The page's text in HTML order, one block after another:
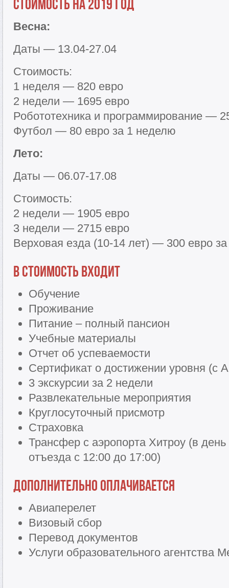
Стоимость на 2019 год
Весна:
Даты — 13.04-27.04
Стоимость:
1 неделя — 820 евро
2 недели — 1695 евро
Робототехника и программирование —
Футбол — 80 евро за 1 неделю
Лето:
Даты — 06.07-17.08
Стоимость:
2 недели — 1905 евро
3 недели — 2715 евро
Верховая езда (10-14 лет) — 300 евро
В стоимость входит
Обучение
Проживание
Питание – полный пансион
Учебные материалы
Отчет об успеваемости
Сертификат о достижении уровня (с
3 экскурсии за 2 недели
Развлекательные мероприятия
Круглосуточный присмотр
Страховка
Трансфер с аэропорта Хитроу (в
отъезда c 12:00 до 17:00)
Дополнительно оплачивается
Авиаперелет
Визовый сбор
Перевод документов
Услуги образовательного агентства